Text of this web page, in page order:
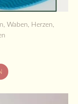
Waben, Herzen,